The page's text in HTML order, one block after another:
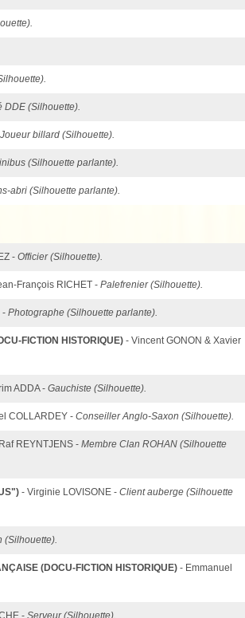
DDE (Silhouette).
Joueur billard (Silhouette).
(Silhouette parlante).
abri (Silhouette parlante).
- Officier (Silhouette).
François RICHET - Palefrenier (Silhouette).
- Photographe (Silhouette parlante).
FICTION HISTORIQUE) - Vincent GONON & Xavier
ADDA - Gauchiste (Silhouette).
COLLARDEY - Conseiller Anglo-Saxon (Silhouette).
REYNTJENS - Membre Clan ROHAN (Silhouette
- Virginie LOVISONE - Client auberge (Silhouette
(Silhouette).
(DOCU-FICTION HISTORIQUE) - Emmanuel
- Serveur (Silhouette).